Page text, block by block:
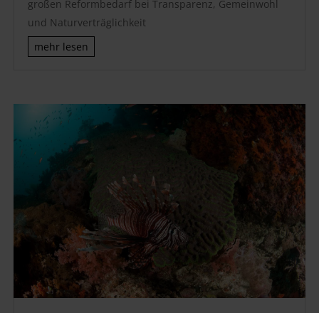
großen Reformbedarf bei Transparenz, Gemeinwohl
und Naturverträglichkeit
mehr lesen